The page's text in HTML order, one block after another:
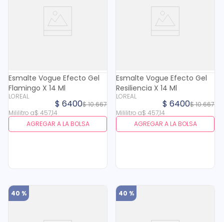
Esmalte Vogue Efecto Gel
Flamingo X 14 Ml
LOREAL
$10.667
$ 6400
Mililitro a$ 457,14
AGREGAR A LA BOLSA
Esmalte Vogue Efecto Gel
Resiliencia X 14 Ml
LOREAL
$10.667
$ 6400
Mililitro a$ 457,14
AGREGAR A LA BOLSA
40 % 40 %